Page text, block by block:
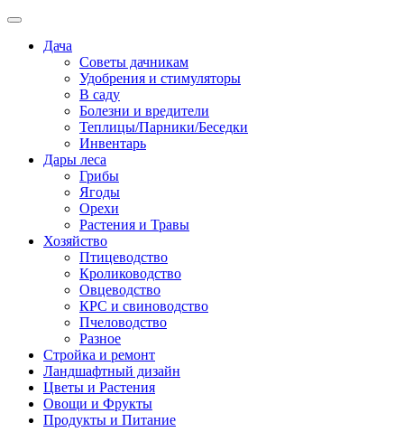
Дача
Советы дачникам
Удобрения и стимуляторы
В саду
Болезни и вредители
Теплицы/Парники/Беседки
Инвентарь
Дары леса
Грибы
Ягоды
Орехи
Растения и Травы
Хозяйство
Птицеводство
Кролиководство
Овцеводство
КРС и свиноводство
Пчеловодство
Разное
Стройка и ремонт
Ландшафтный дизайн
Цветы и Растения
Овощи и Фрукты
Продукты и Питание